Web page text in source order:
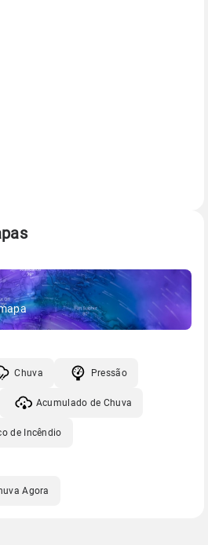
Chuva Pressão
Acumulado de Chuva
de Incêndio
Agora